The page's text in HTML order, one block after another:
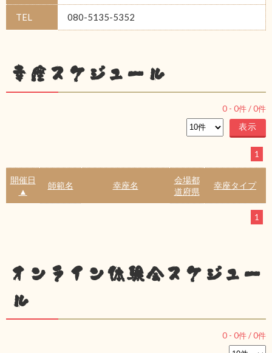
TEL 080-5135-5352
幸座スケジュール
0 - 0件 /0件
1
開催日
▲
師範名 幸座名
会場都
道府県
幸座タイプ
1
オンライン体験会スケジュー
ル
0 - 0件 /0件